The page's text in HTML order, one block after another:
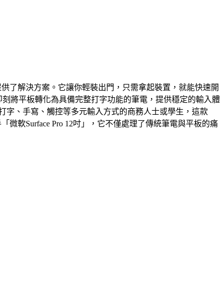
了解決方案。它讓你輕裝出門，只需拿起裝置，就能快速開
將平板轉化為具備完整打字功能的筆電，提供穩定的輸入體
字、手寫、觸控等多元輸入方式的商務人士或學生，這款
微軟Surface Pro 12吋」，它不僅處理了傳統筆電與平板的痛